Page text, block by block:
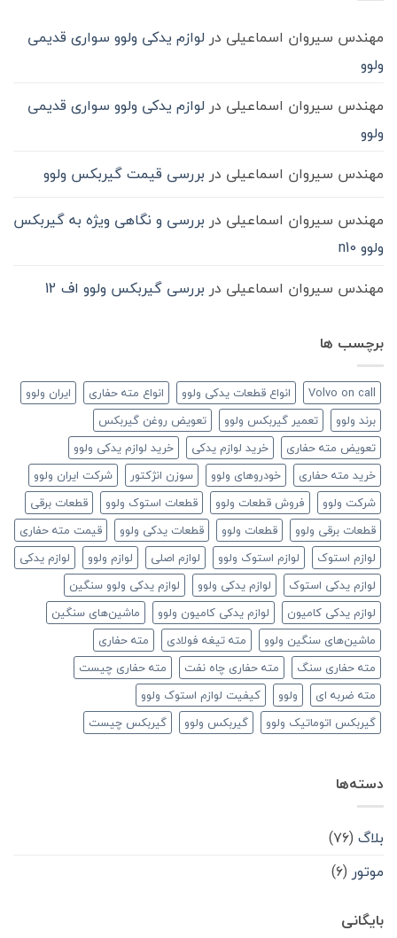
مهندس سیروان اسماعیلی در لوازم یدکی ولوو سواری قدیمی
ولوو
مهندس سیروان اسماعیلی در لوازم یدکی ولوو سواری قدیمی
ولوو
مهندس سیروان اسماعیلی در بررسی قیمت گیربکس ولوو
مهندس سیروان اسماعیلی در بررسی و نگاهی ویژه به گیربکس
ولوو n10
مهندس سیروان اسماعیلی در بررسی گیربکس ولوو اف 12
برچسب ها
Volvo on call انواع قطعات یدکی ولوو انواع مته حفاری
ایران ولوو
برند ولوو
تعمیر گیربکس ولوو
تعویض روغن گیربکس
تعویض مته حفاری
خرید لوازم یدکی
خرید لوازم یدکی ولوو
خرید مته حفاری
خودروهای ولوو سوزن انژکتور
شرکت ایران ولوو
شرکت ولوو
فروش قطعات ولوو قطعات استوک ولوو
قطعات برقی
قطعات برقی ولوو
قطعات ولوو قطعات یدکی ولوو
قیمت مته حفاری
لوازم استوک
لوازم استوک ولوو لوازم اصلی لوازم ولوو
لوازم یدکی
لوازم یدکی استوک
لوازم یدکی ولوو
لوازم یدکی ولوو سنگین
لوازم یدکی کامیون
لوازم یدکی کامیون ولوو
ماشین‌های سنگین
ماشین‌های سنگین ولوو
مته تیغه فولادی
مته حفاری
مته حفاری سنگ
مته حفاری چاه نفت
مته حفاری چیست
مته ضربه ای
ولوو
کیفیت لوازم استوک ولوو
گیربکس اتوماتیک ولوو
گیربکس ولوو گیربکس چیست
دسته‌ها
بلاگ (۷۶)
موتور (۶)
بایگانی